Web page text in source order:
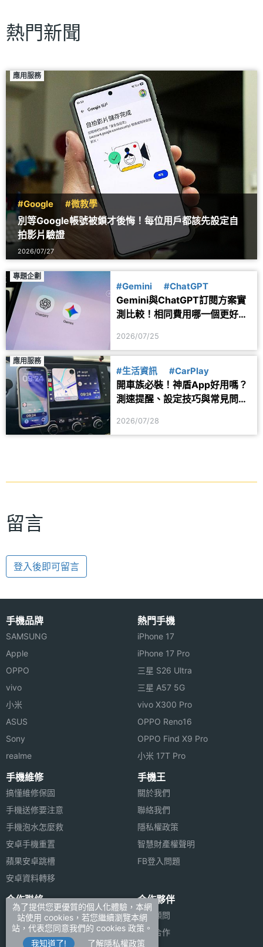
熱門新聞
應用服務
#Google #微教學
別等Google帳號被鎖才後悔！每位用戶都該先設定自
拍影片驗證
2026/07/27
專題企劃
#Gemini #ChatGPT
Gemini與ChatGPT訂閱方案實
測比較！相同費用哪一個更好
2026/07/25
應用服務
#生活資訊 #CarPlay
開車族必裝！神盾App好用嗎？
測速提醒、設定技巧與常見問題
2026/07/28
留言
登入後即可留言
手機品牌
SAMSUNG
Apple
OPPO
vivo
小米
ASUS
Sony
realme
熱門手機
iPhone 17
iPhone 17 Pro
三星 S26 Ultra
三星 A57 5G
vivo X300 Pro
OPPO Reno16
OPPO Find X9 Pro
小米 17T Pro
手機維修
搞懂維修保固
手機送修要注意
手機泡水怎麼救
安卓手機重置
蘋果安卓跳槽
安卓資料轉移
手機王
關於我們
聯絡我們
隱私權政策
智慧財產權聲明
FB登入問題
合作聯絡
廣告刊登
加入商店報價
合作夥伴
法律顧問
媒體合作
為了提供您更優質的個人化體驗，本網
站使用 cookies，若您繼續瀏覽本網
站，代表您同意我們的 cookies 政策。
我知道了!
了解隱私權政策